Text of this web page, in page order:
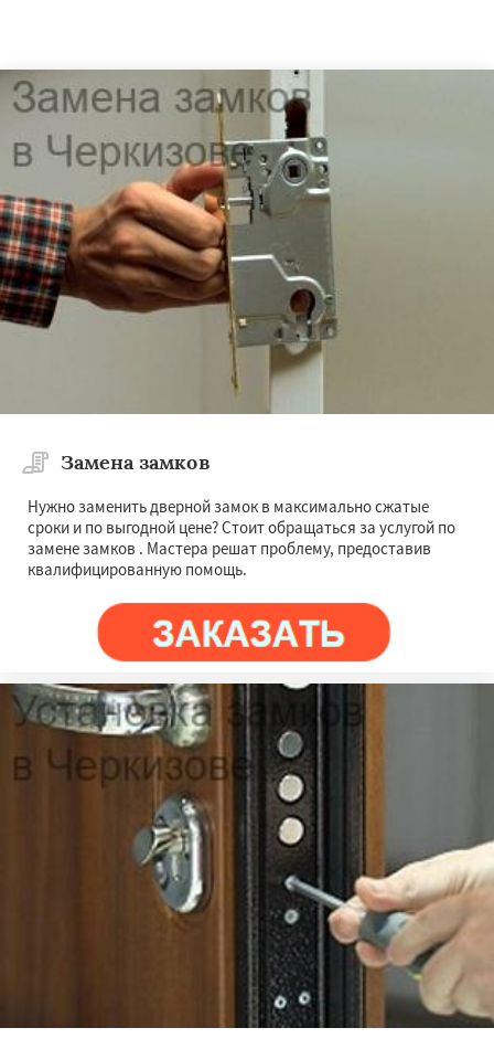
Замена замков
Нужно заменить дверной замок в максимально сжатые
сроки и по выгодной цене? Стоит обращаться за услугой по
замене замков . Мастера решат проблему, предоставив
квалифицированную помощь.